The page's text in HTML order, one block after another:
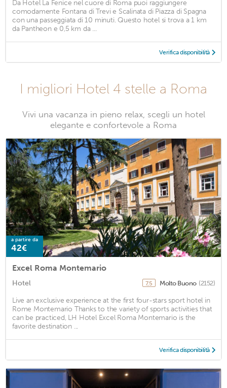
Da Hotel La Fenice nel cuore di Roma puoi raggiungere
comodamente Fontana di Trevi e Scalinata di Piazza di Spagna
con una passeggiata di 10 minuti. Questo hotel si trova a 1 km
da Pantheon e 0,5 km da ...
Verifica disponibilità
I migliori Hotel 4 stelle a Roma
Vivi una vacanza in pieno relax, scegli un hotel
elegante e confortevole a Roma
a partire da
42€
Excel Roma Montemario
Hotel 7,5 Molto Buono (2152)
Live an exclusive experience at the first four-stars sport hotel in
Rome Montemario Thanks to the variety of sports activities that
can be practiced, LH Hotel Excel Roma Montemario is the
favorite destination ...
Verifica disponibilità